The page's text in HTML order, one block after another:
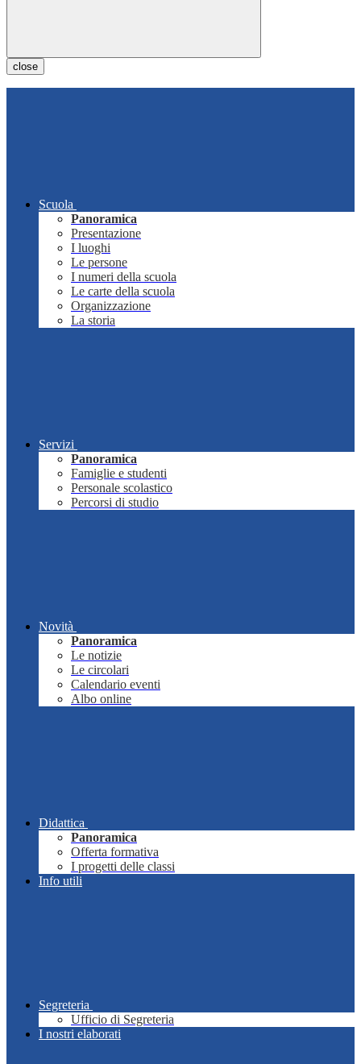
close
Scuola
Panoramica
Presentazione
I luoghi
Le persone
I numeri della scuola
Le carte della scuola
Organizzazione
La storia
Servizi
Panoramica
Famiglie e studenti
Personale scolastico
Percorsi di studio
Novità
Panoramica
Le notizie
Le circolari
Calendario eventi
Albo online
Didattica
Panoramica
Offerta formativa
I progetti delle classi
Info utili
Segreteria
Ufficio di Segreteria
I nostri elaborati